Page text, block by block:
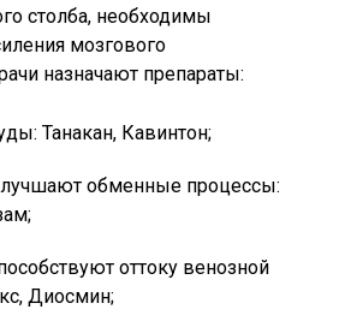
столба, необходимы
мозгового
назначают препараты:
Танакан, Кавинтон;
обменные процессы:
оттоку венозной
Диосмин;